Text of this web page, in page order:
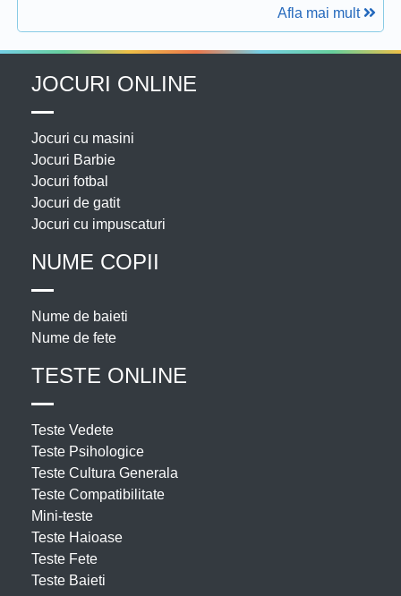
Afla mai mult
JOCURI ONLINE
Jocuri cu masini
Jocuri Barbie
Jocuri fotbal
Jocuri de gatit
Jocuri cu impuscaturi
NUME COPII
Nume de baieti
Nume de fete
TESTE ONLINE
Teste Vedete
Teste Psihologice
Teste Cultura Generala
Teste Compatibilitate
Mini-teste
Teste Haioase
Teste Fete
Teste Baieti